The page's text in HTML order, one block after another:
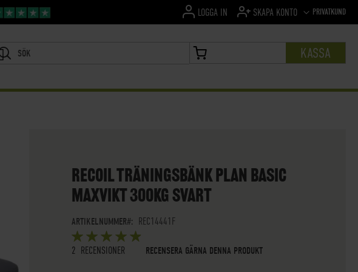
SPRÅKPRIVATKUND
LOGGA IN SKAPA KONTO
MIN VARUKORG KASSA
RECOIL TRÄNINGSBÄNK PLAN BASIC
MAXVIKT 300KG SVART
ARTIKELNUMMER
REC14441F
BETYG:
5
OUT OF5
STARS
2 RECENSIONER RECENSERA GÄRNA DENNA PRODUKT